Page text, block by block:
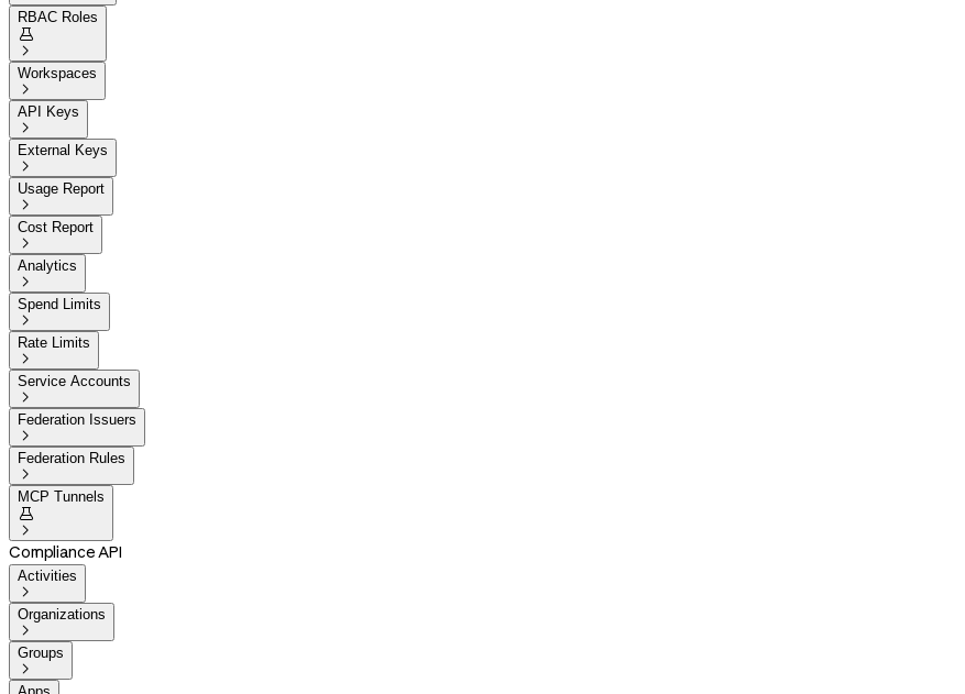
RBAC Roles


Workspaces

API Keys

External Keys

Usage Report

Cost Report

Analytics

Spend Limits

Rate Limits

Service Accounts

Federation Issuers

Federation Rules

MCP Tunnels


Compliance API
Activities

Organizations

Groups
